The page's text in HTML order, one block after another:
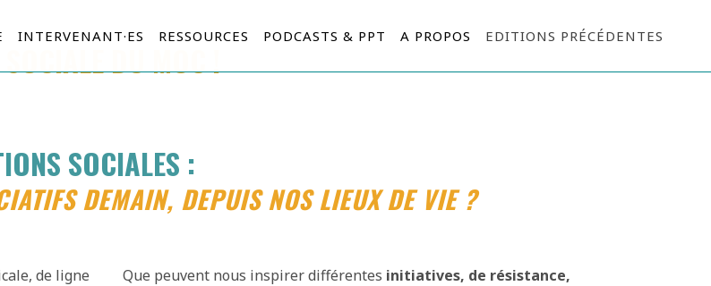
INTERVENANT·ES RESSOURCES PODCASTS & PPT A PROPOS EDITIONS PRÉCÉDENTES
DU MOC !
SOCIALES :
DEMAIN, DEPUIS NOS LIEUX DE VIE ?
de ligne
Que peuvent nous inspirer différentes initiatives, de résistance,